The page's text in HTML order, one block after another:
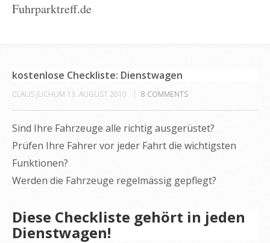
Fuhrparktreff.de
kostenlose Checkliste: Dienstwagen
CLAUS JUCHUM 13. AUGUST 2010 8 COMMENTS
Sind Ihre Fahrzeuge alle richtig ausgerüstet?
Prüfen Ihre Fahrer vor jeder Fahrt die wichtigsten
Funktionen?
Werden die Fahrzeuge regelmässig gepflegt?
Diese Checkliste gehört in jeden
Dienstwagen!